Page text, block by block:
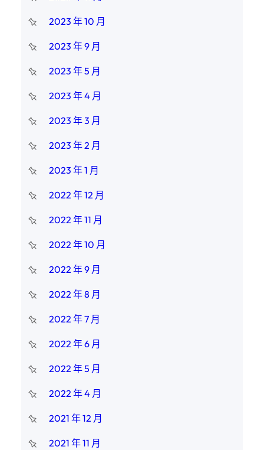
2023 年 10 月
2023 年 9 月
2023 年 5 月
2023 年 4 月
2023 年 3 月
2023 年 2 月
2023 年 1 月
2022 年 12 月
2022 年 11 月
2022 年 10 月
2022 年 9 月
2022 年 8 月
2022 年 7 月
2022 年 6 月
2022 年 5 月
2022 年 4 月
2021 年 12 月
2021 年 11 月